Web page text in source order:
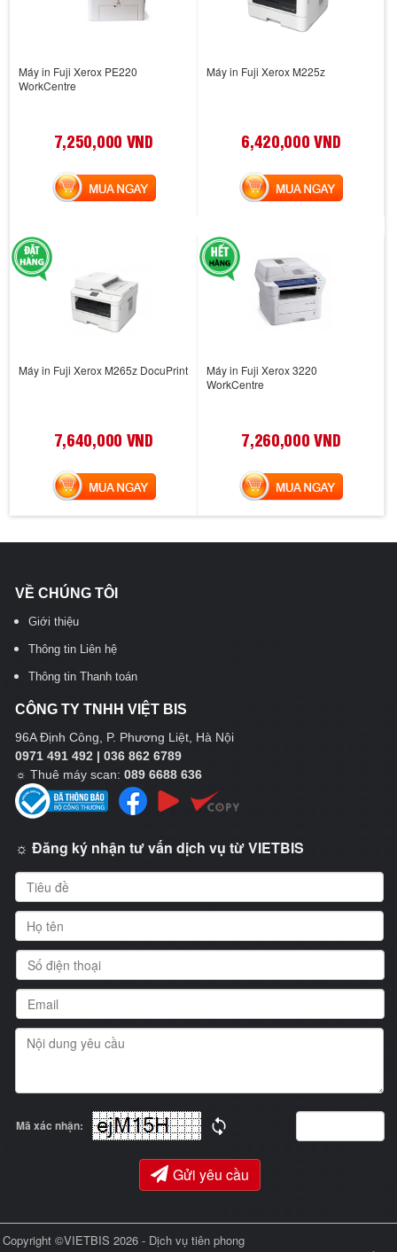
Máy in Fuji Xerox PE220
WorkCentre
7,250,000 VND
MUA NGAY
Máy in Fuji Xerox M225z
6,420,000 VND
MUA NGAY
Máy in Fuji Xerox M265z DocuPrint
7,640,000 VND
MUA NGAY
Máy in Fuji Xerox 3220
WorkCentre
7,260,000 VND
MUA NGAY
VỀ CHÚNG TÔI
Giới thiệu
Thông tin Liên hệ
Thông tin Thanh toán
CÔNG TY TNHH VIỆT BIS
96A Định Công, P. Phương Liệt, Hà Nội
0971 491 492 | 036 862 6789
☼ Thuê máy scan: 089 6688 636
☼ Đăng ký nhận tư vấn dịch vụ từ VIETBIS
Mã xác nhận:
Gửi yêu cầu
Copyright ©VIETBIS 2026 - Dịch vụ tiên phong